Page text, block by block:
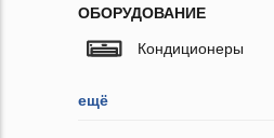
ОБОРУДОВАНИЕ
Кондиционеры
ещё